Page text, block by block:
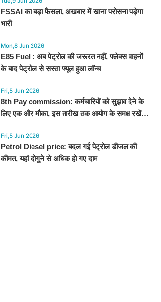
FSSAI का बड़ा फैसला, अखबार में खाना परोसना पड़ेगा
भारी
Mon,8 Jun 2026
E85 Fuel : अब पेट्रोल की जरूरत नहीं, फ्लेक्स वाहनों
के बाद पेट्रोल से सस्ता फ्यूल हुआ लॉन्च
Fri,5 Jun 2026
8th Pay commission: कर्मचारियों को सुझाव देने के
लिए एक और मौका, इस तारीख तक आयोग के समक्ष रखें
अपनी बात
Fri,5 Jun 2026
Petrol Diesel price: बदल गई पेट्रोल डीजल की
कीमत, यहां दोगुने से अधिक हो गए दाम